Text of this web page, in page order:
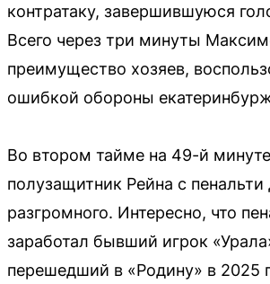
контратаку, завершившуюся
Всего через три минуты
преимущество хозяев,
ошибкой обороны
Во втором тайме на 49-й
полузащитник Рейна с пенальти
разгромного. Интересно, что
заработал бывший игрок
перешедший в «Родину» в 2025